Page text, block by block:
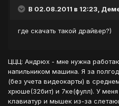
В 02.08.2011 в 12:23,
где скачать такой драйвер?)
ЦЦЦ: Андрюх - мне нужна
напильником машина. Я за
(без учета видеокарты) в
хрюше(32бит) и 7ке(фулл). У
клавиатур и мышек из-за